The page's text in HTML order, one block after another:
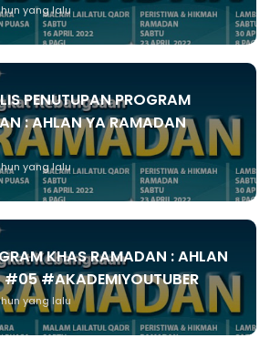
yang lalu
PENUTUPAN PROGRAM
: AHLAN YA RAMADAN
yang lalu
KHAS RAMADAN : AHLAN
#05 #AKADEMIYOUTUBER
yang lalu